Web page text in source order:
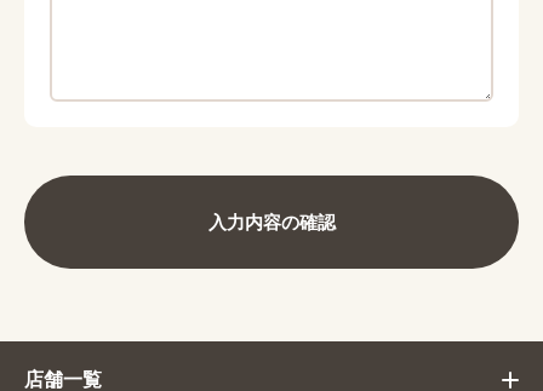
入力内容の確認
店舗一覧